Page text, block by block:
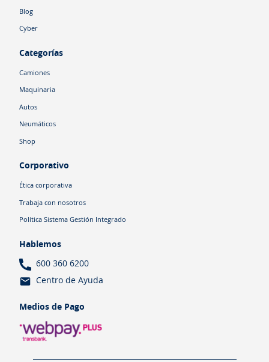
Blog
Cyber
Categorías
Camiones
Maquinaria
Autos
Neumáticos
Shop
Corporativo
Ética corporativa
Trabaja con nosotros
Política Sistema Gestión Integrado
Hablemos
600 360 6200
Centro de Ayuda
Medios de Pago